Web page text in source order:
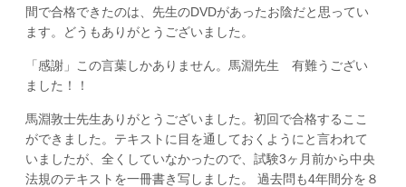
間で合格できたのは、先生のDVDがあったお陰だと思ってい
ます。どうもありがとうございました。
「感謝」この言葉しかありません。馬淵先生 有難うござい
ました！！
馬淵敦士先生ありがとうございました。初回で合格するここ
ができました。テキストに目を通しておくようにと言われて
いましたが、全くしていなかったので、試験3ヶ月前から中央
法規のテキストを一冊書き写しました。 過去問も4年間分を８